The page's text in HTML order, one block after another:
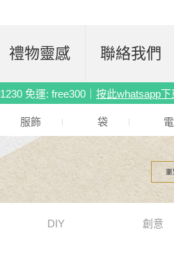
瀏
DIY 創意
禮物靈感 聯絡我們
免運: free300｜ 按此whatsapp下
服飾 袋